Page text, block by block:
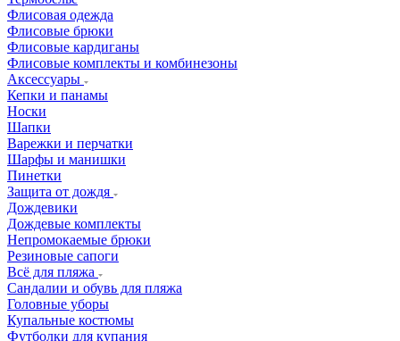
Флисовая одежда
Флисовые брюки
Флисовые кардиганы
Флисовые комплекты и комбинезоны
Аксессуары
Кепки и панамы
Носки
Шапки
Варежки и перчатки
Шарфы и манишки
Пинетки
Защита от дождя
Дождевики
Дождевые комплекты
Непромокаемые брюки
Резиновые сапоги
Всё для пляжа
Сандалии и обувь для пляжа
Головные уборы
Купальные костюмы
Футболки для купания